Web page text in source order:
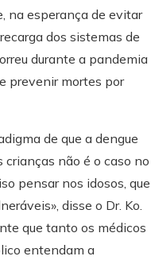
na esperança de evitar
dos sistemas de
durante a pandemia
prevenir mortes por
de que a dengue
crianças não é o caso no
pensar nos idosos, que
disse o Dr. Ko.
que tanto os médicos
entendam a